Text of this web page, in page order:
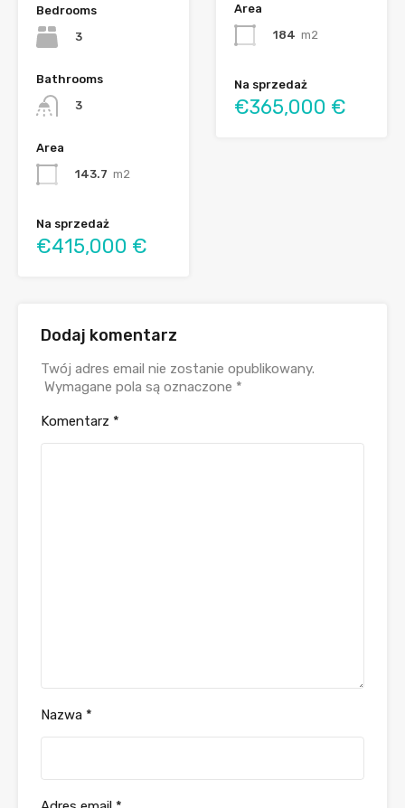
Bedrooms
3
Bathrooms
3
Area
143.7 m2
Na sprzedaż
€415,000 €
Area
184 m2
Na sprzedaż
€365,000 €
Dodaj komentarz
Twój adres email nie zostanie opublikowany.
Wymagane pola są oznaczone *
Komentarz *
Nazwa *